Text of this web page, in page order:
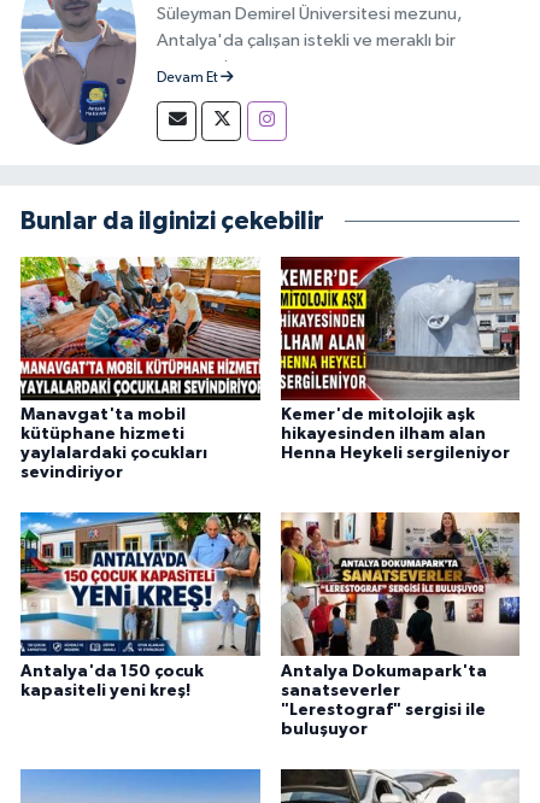
Süleyman Demirel Üniversitesi mezunu,
Antalya'da çalışan istekli ve meraklı bir
gazeteci.
Devam Et
Bunlar da ilginizi çekebilir
Manavgat'ta mobil
kütüphane hizmeti
yaylalardaki çocukları
sevindiriyor
Kemer'de mitolojik aşk
hikayesinden ilham alan
Henna Heykeli sergileniyor
Antalya'da 150 çocuk
kapasiteli yeni kreş!
Antalya Dokumapark'ta
sanatseverler
"Lerestograf" sergisi ile
buluşuyor